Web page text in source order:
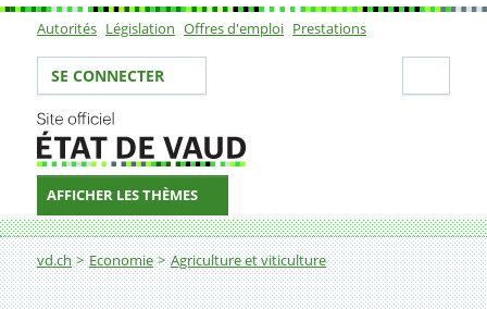
Sous-navigation
Autorités Législation Offres d'emploi Prestations
Votre identité
SE CONNECTER
AFFICHER LES THÈMES
Fil d'Ariane
vd.ch Economie Agriculture et viticulture
Inspectorat phytosanitaire